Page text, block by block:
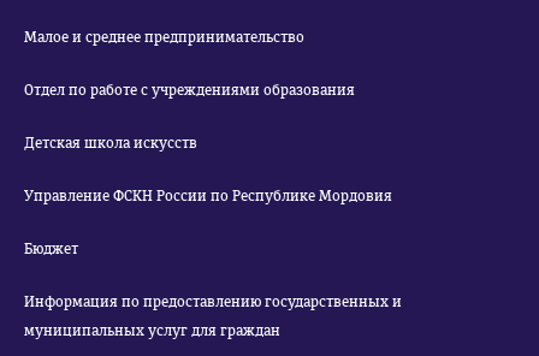
Малое и среднее предпринимательство
Отдел по работе с учреждениями образования
Детская школа искусств
Управление ФСКН России по Республике Мордовия
Бюджет
Информация по предоставлению государственных и
муниципальных услуг для граждан